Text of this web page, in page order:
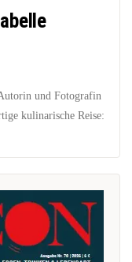
und Fotografin
kulinarische Reise: